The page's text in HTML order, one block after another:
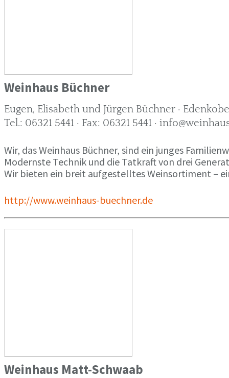
Weinhaus Büchner
Eugen, Elisabeth und Jürgen Büchner ·
Tel.: 06321 5441 · Fax: 06321 5441 ·
Wir, das Weinhaus Büchner, sind ein junges
Modernste Technik und die Tatkraft von drei
Wir bieten ein breit aufgestelltes Weinsortiment –
http://www.weinhaus-buechner.de
Weinhaus Matt-Schwaab